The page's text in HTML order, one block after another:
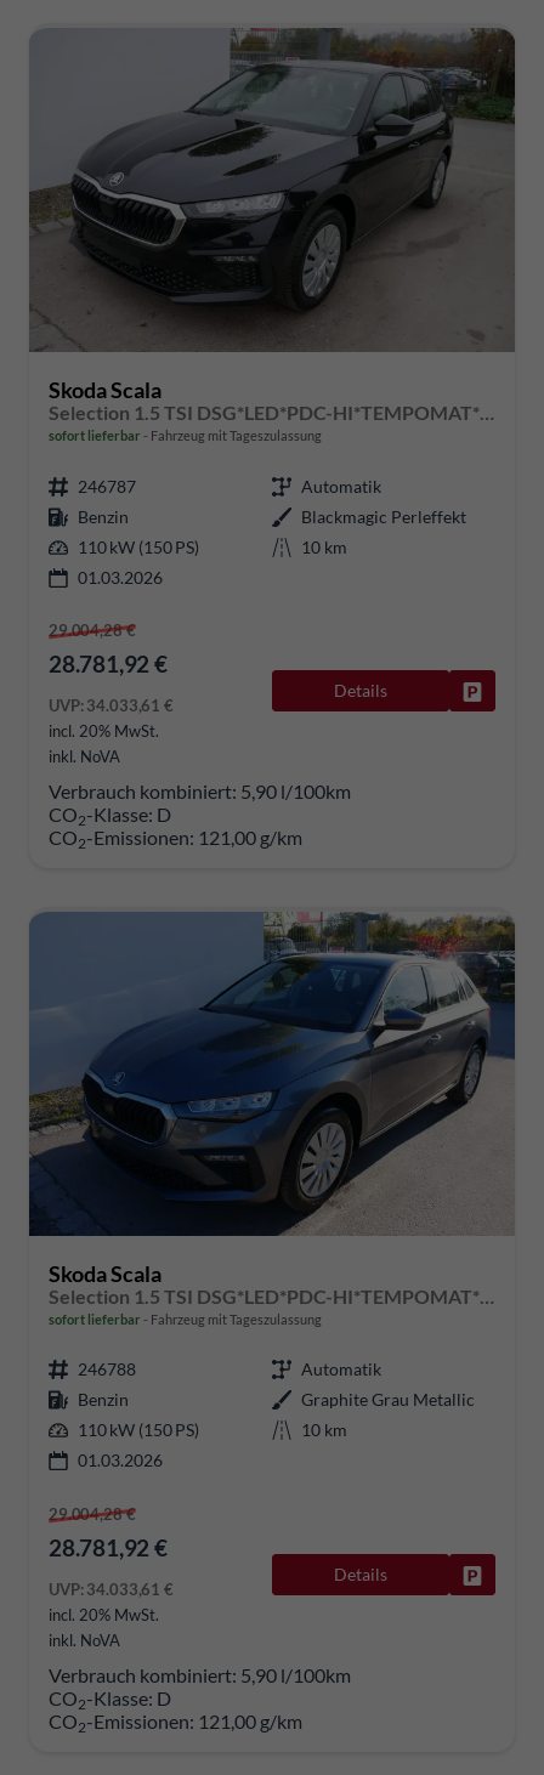
Skoda Scala
Selection 1.5 TSI DSG*LED*PDC-HI*TEMPOMAT*SMARTLINK*SHZ*KLIMA*RADIO
sofort lieferbar Fahrzeug mit Tageszulassung
246787
Automatik
Benzin
Blackmagic Perleffekt
110 kW (150 PS)
10 km
01.03.2026
29.004,28 €
28.781,92 €
UVP:34.033,61 €
incl. 20% MwSt.
inkl. NoVA
Details
Verbrauch kombiniert: 5,90 l/100km
CO2-Klasse: D
CO2-Emissionen: 121,00 g/km
Skoda Scala
sofort lieferbar Fahrzeug mit Tageszulassung
246788
Automatik
Benzin
Graphite Grau Metallic
110 kW (150 PS)
10 km
01.03.2026
29.004,28 €
28.781,92 €
UVP:34.033,61 €
incl. 20% MwSt.
inkl. NoVA
Details
Verbrauch kombiniert: 5,90 l/100km
CO2-Klasse: D
CO2-Emissionen: 121,00 g/km